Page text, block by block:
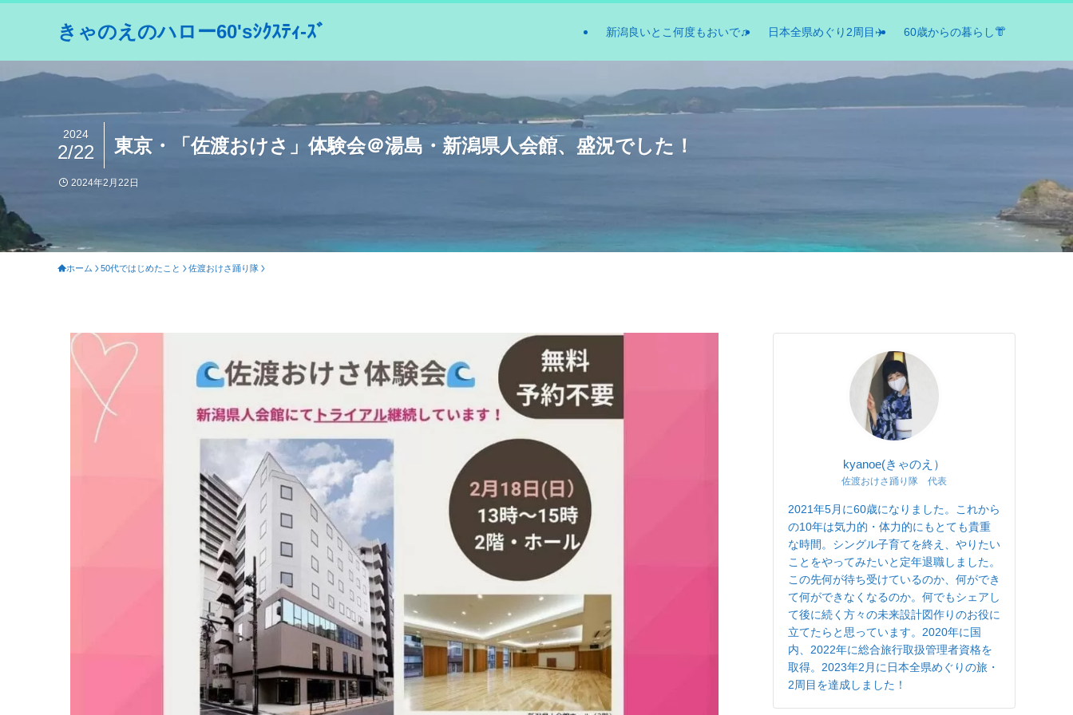
きゃのえのハロー60'sｼｸｽﾃｨ-ｽﾞ 新潟良いとこ何度もおいで♫ 日本全県めぐり2周目✈️ 60歳からの暮らし👘
東京・「佐渡おけさ」体験会＠湯島・新潟県人会館、盛況でした！
2024
2/22
2024年2月22日
ホーム 50代ではじめたこと 佐渡おけさ踊り隊
kyanoe(きゃのえ）
佐渡おけさ踊り隊 代表
2021年5月に60歳になりました。これから
の10年は気力的・体力的にもとても貴重
な時間。シングル子育てを終え、やりたい
ことをやってみたいと定年退職しました。
この先何が待ち受けているのか、何ができ
て何ができなくなるのか。何でもシェアし
て後に続く方々の未来設計図作りのお役に
立てたらと思っています。2020年に国
内、2022年に総合旅行取扱管理者資格を
取得。2023年2月に日本全県めぐりの旅・
2周目を達成しました！